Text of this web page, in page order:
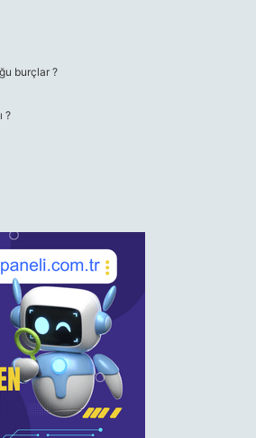
burçlar ?
?